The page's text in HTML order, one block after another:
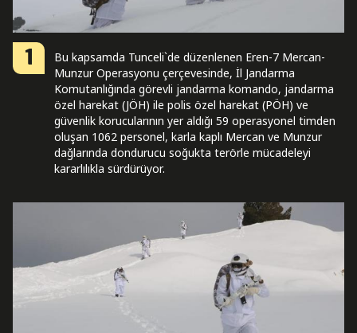
1
Bu kapsamda Tunceli`de düzenlenen Eren-7 Mercan-
Munzur Operasyonu çerçevesinde, İl Jandarma
Komutanlığında görevli jandarma komando, jandarma
özel harekat (JÖH) ile polis özel harekat (PÖH) ve
güvenlik korucularının yer aldığı 59 operasyonel timden
oluşan 1062 personel, karla kaplı Mercan ve Munzur
dağlarında dondurucu soğukta terörle mücadeleyi
kararlılıkla sürdürüyor.